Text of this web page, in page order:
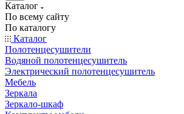
Каталог
По всему сайту
По каталогу
Каталог
Полотенцесушители
Водяной полотенцесушитель
Электрический полотенцесушитель
Мебель
Зеркала
Зеркало-шкаф